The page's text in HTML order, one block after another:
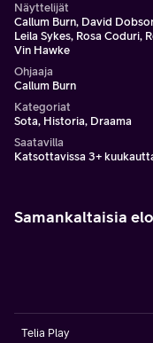
Näyttelijät
Callum Burn, David
Leila Sykes, Rosa Coduri,
Vin Hawke
Ohjaaja
Callum Burn
Kategoriat
Sota, Historia, Draama
Saatavilla
Katsottavissa 3+
Samankaltaisia
Telia Play